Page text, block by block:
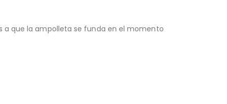
a que la ampolleta se funda en el momento